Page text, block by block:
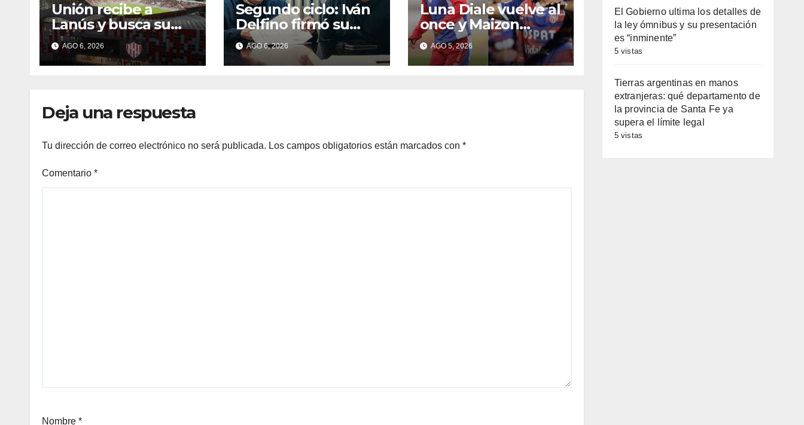
Unión recibe a
Lanús y busca su
primer triunfo en el
Torneo Clausura:
seguí el minuto a
AGO 6, 2026
Segundo ciclo: Iván
Delfino firmó su
contrato como
técnico de Colón
AGO 6, 2026
Luna Diale vuelve al
once y Maizon
Rodríguez también
sería titular
AGO 5, 2026
Deja una respuesta
Tu dirección de correo electrónico no será publicada. Los campos obligatorios están marcados con *
Comentario *
Nombre *
El Gobierno ultima los detalles de
la ley ómnibus y su presentación
es “inminente”
5 vistas
Tierras argentinas en manos
extranjeras: qué departamento de
la provincia de Santa Fe ya
supera el límite legal
5 vistas